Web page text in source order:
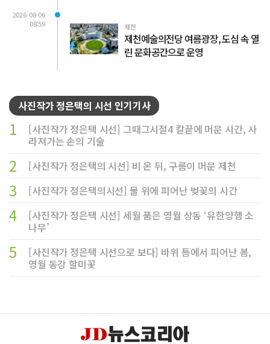
2026-08-06
08:59
제천
제천예술의전당 여름광장, 도심 속 열
린 문화공간으로 운영
사진작가 정은택의 시선 인기기사
1
[사진작가 정은택 시선] 그때그시절4 칼끝에 머문 시간, 사
라져가는 손의 기술
2 [사진작가 정은택의 시선] 비 온 뒤, 구름이 머문 제천
3 [사진작가 정은택의시선] 물 위에 피어난 벚꽃의 시간
4
[사진작가 정은택 시선] 세월 품은 영월 상동 ‘유한양행 소
나무’
5
[사진작가 정은택 시선으로 보다] 바위 틈에서 피어난 봄,
영월 동강 할미꽃